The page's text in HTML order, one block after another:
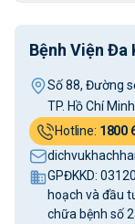
Bệnh Viện Đa
Số 88, Đường
TP. Hồ Chí Minh
Hotline: 1800
GPĐKKD:
hoạch và đầu
chữa bệnh số